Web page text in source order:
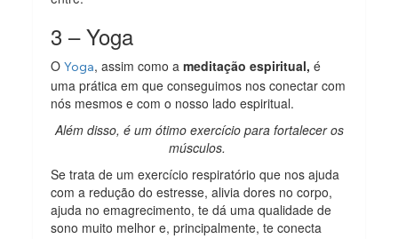
3 – Yoga
OYoga, assim como ameditação espiritual, é
uma prática em que conseguimos nos conectar com
nós mesmos e com o nosso lado espiritual.
Além disso, é um ótimo exercício para fortalecer os
músculos.
Se trata de um exercício respiratório que nos ajuda
com a redução do estresse, alivia dores no corpo,
ajuda no emagrecimento, te dá uma qualidade de
sono muito melhor e, principalmente, te conecta